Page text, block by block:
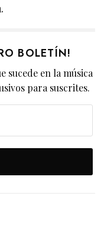
BOLETÍN!
sucede en la música
para suscrites.